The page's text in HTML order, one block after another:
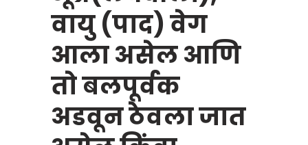
वायु (पाद) वेग
आला असेल आणि
तो बलपूर्वक
अडवून ठेवला जात